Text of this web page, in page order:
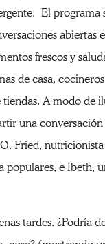
El programa
abiertas
frescos y
de casa,
A modo de
una
Fried,
populares, e Ibeth,
tardes. ¿Podría